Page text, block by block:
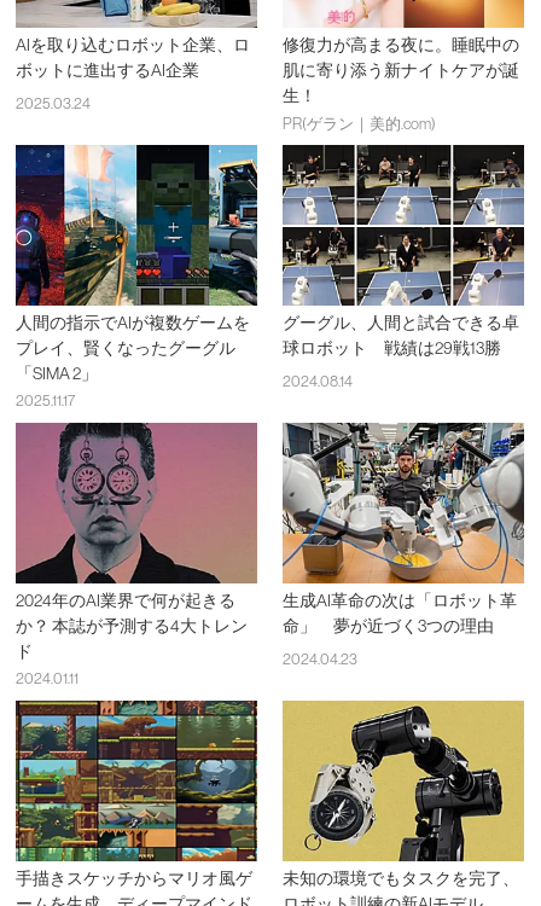
AIを取り込むロボット企業、ロ
ボットに進出するAI企業
2025.03.24
修復力が高まる夜に。睡眠中の
肌に寄り添う新ナイトケアが誕
生！
PR(ゲラン｜美的.com)
人間の指示でAIが複数ゲームを
プレイ、賢くなったグーグル
「SIMA 2」
2025.11.17
グーグル、人間と試合できる卓
球ロボット 戦績は29戦13勝
2024.08.14
2024年のAI業界で何が起きる
か？ 本誌が予測する4大トレン
ド
2024.01.11
生成AI革命の次は「ロボット革
命」 夢が近づく3つの理由
2024.04.23
手描きスケッチからマリオ風ゲ
未知の環境でもタスクを完了、